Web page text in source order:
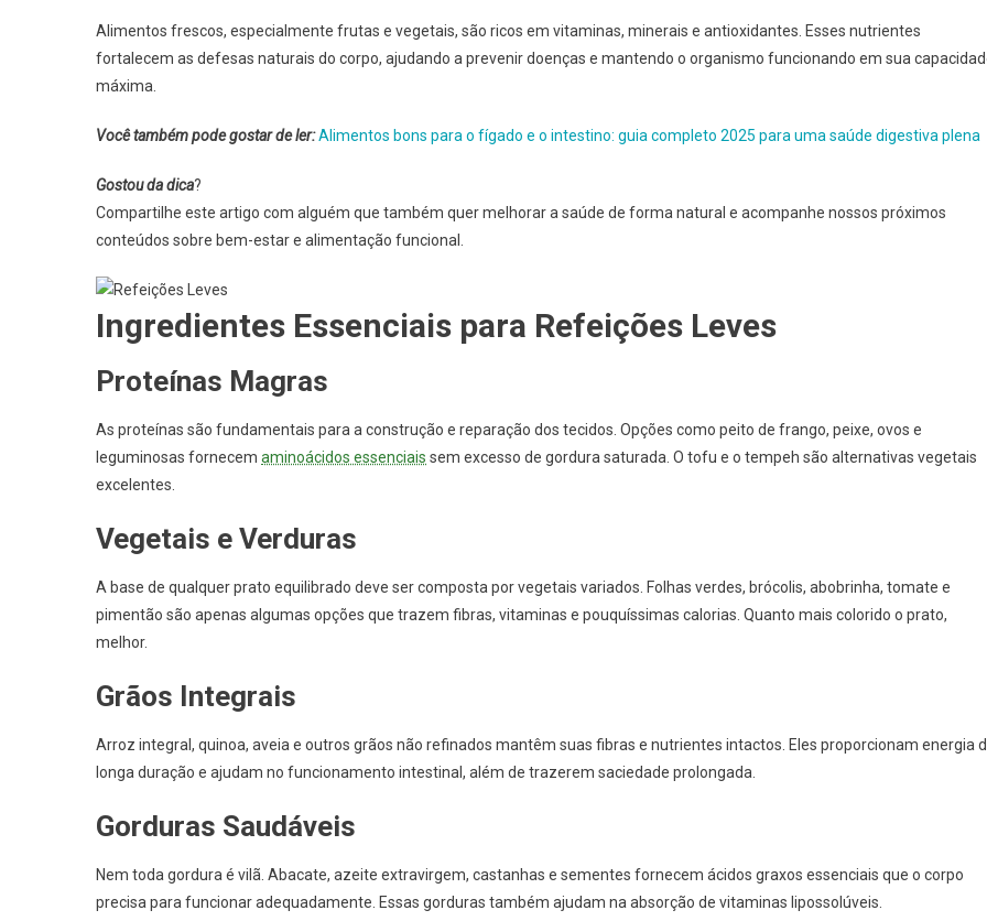
Alimentos frescos, especialmente frutas e vegetais, são ricos em vitaminas, minerais e antioxidantes. Esses nutrientes
fortalecem as defesas naturais do corpo, ajudando a prevenir doenças e mantendo o organismo funcionando em sua
máxima.
Você também pode gostar de ler:Alimentos bons para o fígado e o intestino: guia completo 2025 para uma saúde digestiva plena
Gostou da dica?
Compartilhe este artigo com alguém que também quer melhorar a saúde de forma natural e acompanhe nossos próximos
conteúdos sobre bem-estar e alimentação funcional.
Ingredientes Essenciais para Refeições Leves
Proteínas Magras
As proteínas são fundamentais para a construção e reparação dos tecidos. Opções como peito de frango, peixe, ovos e
leguminosas fornecem aminoácidos essenciais sem excesso de gordura saturada. O tofu e o tempeh são alternativas vegetais
excelentes.
Vegetais e Verduras
A base de qualquer prato equilibrado deve ser composta por vegetais variados. Folhas verdes, brócolis, abobrinha, tomate e
pimentão são apenas algumas opções que trazem fibras, vitaminas e pouquíssimas calorias. Quanto mais colorido o prato,
melhor.
Grãos Integrais
Arroz integral, quinoa, aveia e outros grãos não refinados mantêm suas fibras e nutrientes intactos. Eles proporcionam energia
longa duração e ajudam no funcionamento intestinal, além de trazerem saciedade prolongada.
Gorduras Saudáveis
Nem toda gordura é vilã. Abacate, azeite extravirgem, castanhas e sementes fornecem ácidos graxos essenciais que o corpo
precisa para funcionar adequadamente. Essas gorduras também ajudam na absorção de vitaminas lipossolúveis.